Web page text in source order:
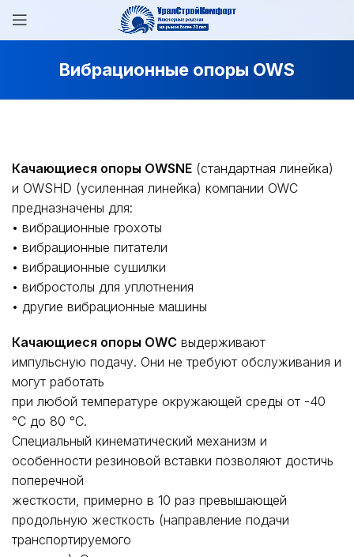
Вибрационные опоры OWS
Качающиеся опоры OWSNE (стандартная линейка)
и OWSHD (усиленная линейка) компании OWC
предназначены для:
• вибрационные грохоты
• вибрационные питатели
• вибрационные сушилки
• вибростолы для уплотнения
• другие вибрационные машины
Качающиеся опоры OWC выдерживают
импульсную подачу. Они не требуют обслуживания и
могут работать
при любой температуре окружающей среды от -40
°C до 80 °C.
Специальный кинематический механизм и
особенности резиновой вставки позволяют достичь
поперечной
жесткости, примерно в 10 раз превышающей
продольную жесткость (направление подачи
транспортируемого